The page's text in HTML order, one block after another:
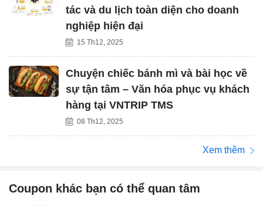
tác và du lịch toàn diện cho doanh
nghiệp hiện đại
15 Th12, 2025
Chuyện chiếc bánh mì và bài học về
sự tận tâm – Văn hóa phục vụ khách
hàng tại VNTRIP TMS
08 Th12, 2025
Xem thêm
Coupon khác bạn có thể quan tâm